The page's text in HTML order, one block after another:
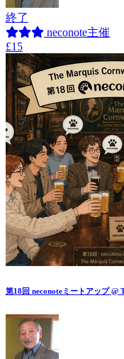
終了
neconote主催
£15
第18回 neconoteミートアップ